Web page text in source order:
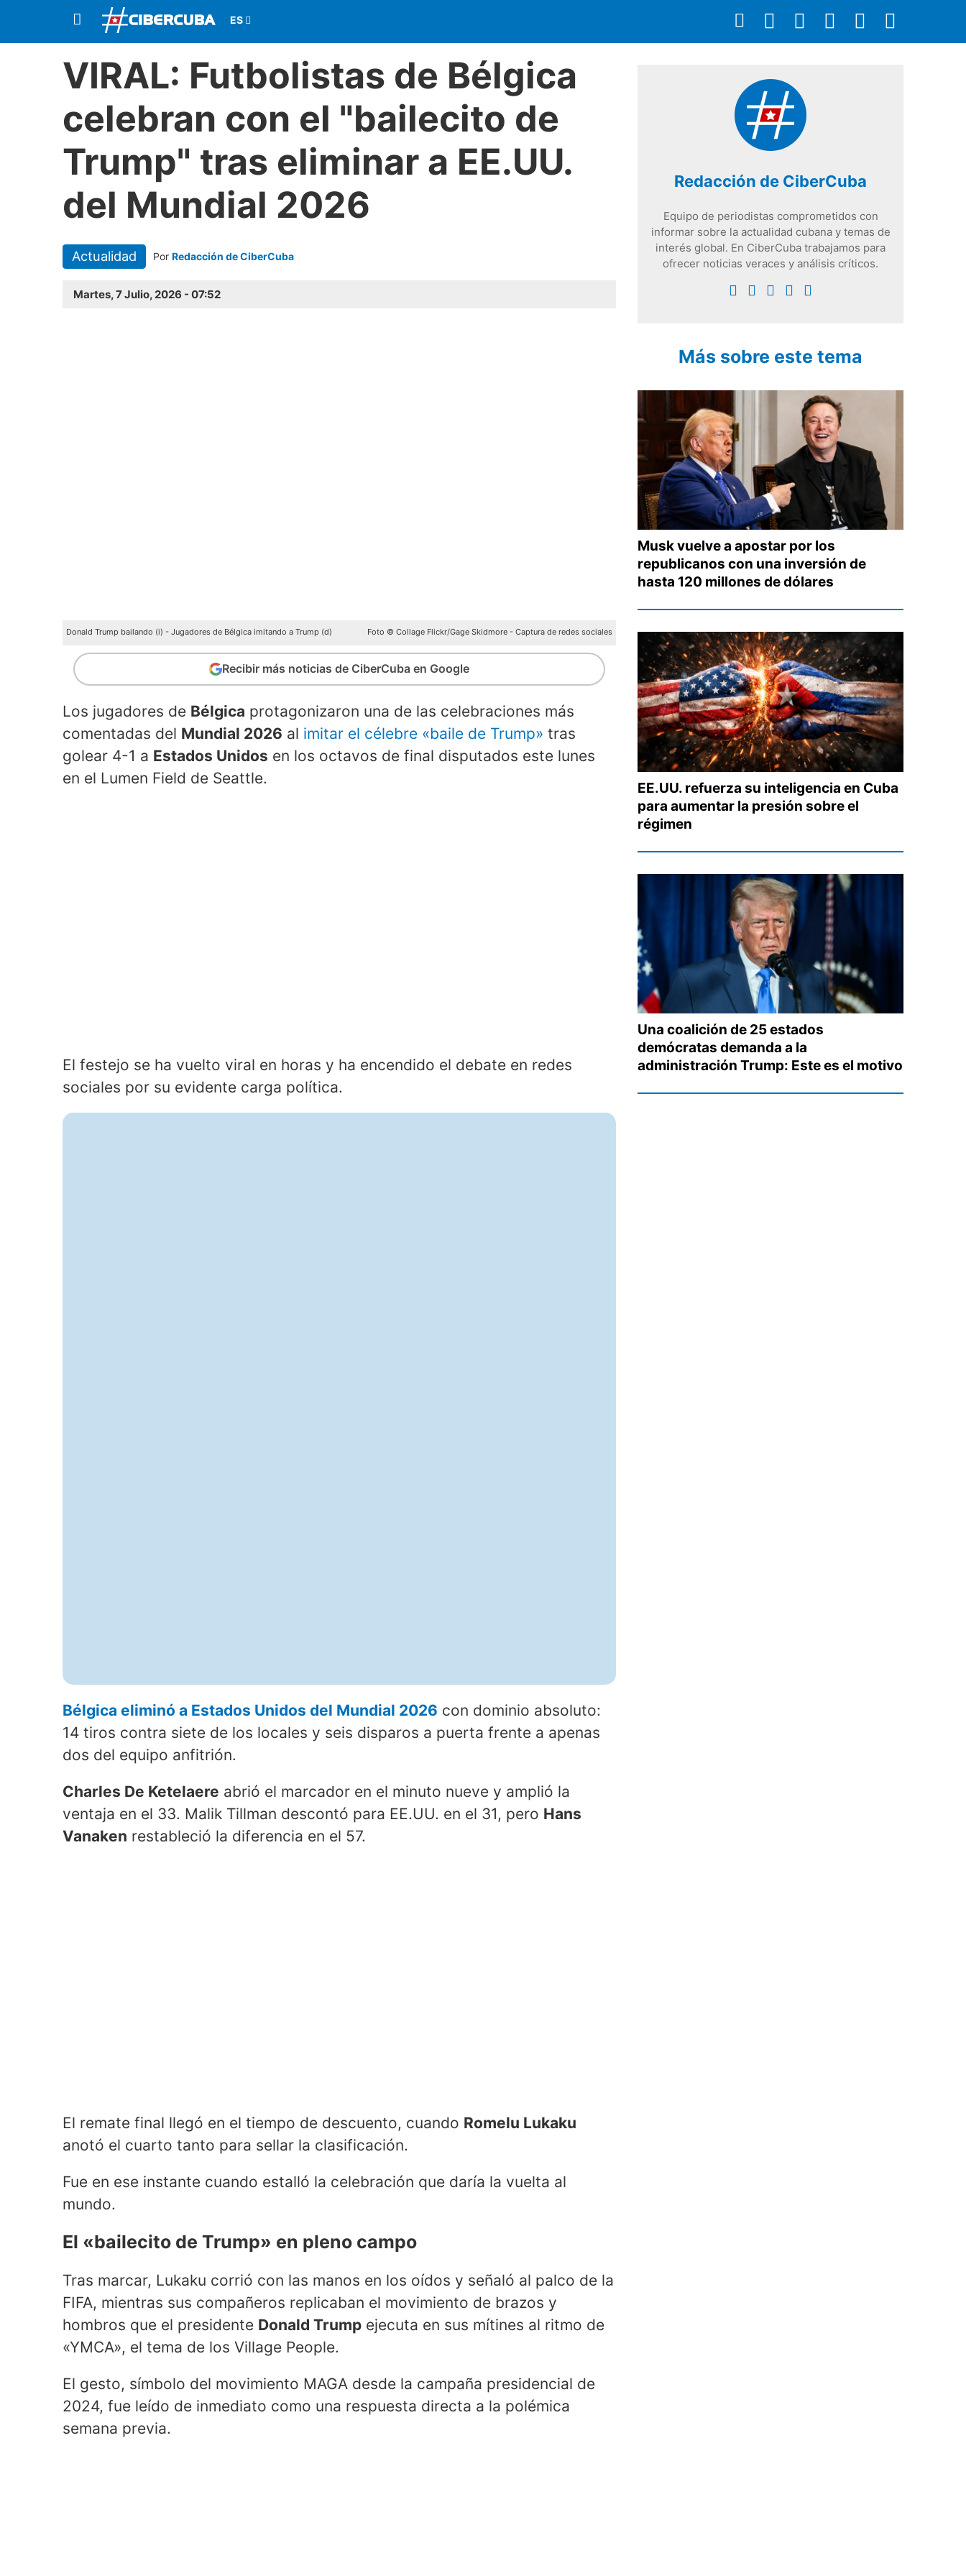
VIRAL: Futbolistas de Bélgica
celebran con el "bailecito de
Trump" tras eliminar a EE.UU.
del Mundial 2026
Actualidad Por Redacción de CiberCuba
Martes, 7 Julio, 2026 - 07:52
Donald Trump bailando (i) - Jugadores de Bélgica imitando a Trump (d) Foto © Collage Flickr/Gage Skidmore - Captura de redes sociales
Recibir más noticias de CiberCuba en Google
Los jugadores de Bélgica protagonizaron una de las celebraciones más
comentadas del Mundial 2026 al imitar el célebre «baile de Trump» tras
golear 4-1 a Estados Unidos en los octavos de final disputados este lunes
en el Lumen Field de Seattle.
El festejo se ha vuelto viral en horas y ha encendido el debate en redes
sociales por su evidente carga política.
Bélgica eliminó a Estados Unidos del Mundial 2026 con dominio absoluto:
14 tiros contra siete de los locales y seis disparos a puerta frente a apenas
dos del equipo anfitrión.
Charles De Ketelaere abrió el marcador en el minuto nueve y amplió la
ventaja en el 33. Malik Tillman descontó para EE.UU. en el 31, pero Hans
Vanaken restableció la diferencia en el 57.
El remate final llegó en el tiempo de descuento, cuando Romelu Lukaku
anotó el cuarto tanto para sellar la clasificación.
Fue en ese instante cuando estalló la celebración que daría la vuelta al
mundo.
El «bailecito de Trump» en pleno campo
Tras marcar, Lukaku corrió con las manos en los oídos y señaló al palco de la
FIFA, mientras sus compañeros replicaban el movimiento de brazos y
hombros que el presidente Donald Trump ejecuta en sus mítines al ritmo de
«YMCA», el tema de los Village People.
El gesto, símbolo del movimiento MAGA desde la campaña presidencial de
2024, fue leído de inmediato como una respuesta directa a la polémica
semana previa.
Redacción de CiberCuba
Equipo de periodistas comprometidos con
informar sobre la actualidad cubana y temas de
interés global. En CiberCuba trabajamos para
ofrecer noticias veraces y análisis críticos.
Más sobre este tema
Musk vuelve a apostar por los
republicanos con una inversión de
hasta 120 millones de dólares
EE.UU. refuerza su inteligencia en Cuba
para aumentar la presión sobre el
régimen
Una coalición de 25 estados
demócratas demanda a la
administración Trump: Este es el motivo